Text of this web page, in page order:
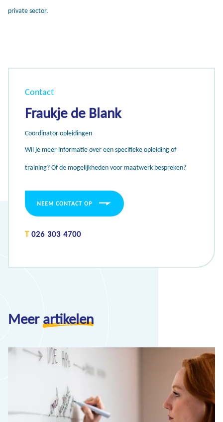
private sector.
Contact
Fraukje de Blank
Coördinator opleidingen
Wil je meer informatie over een specifieke opleiding of
training? Of de mogelijkheden voor maatwerk bespreken?
NEEM CONTACT OP
T 026 303 4700
Meerartikelen